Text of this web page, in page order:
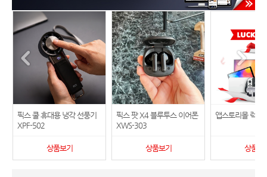
픽스 쿨 휴대용 냉각 선풍기
XPF-502
상품보기
픽스 팟 X4 블루투스 이어폰
XWS-303
상품보기
앱스토리몰 럭키
상품보